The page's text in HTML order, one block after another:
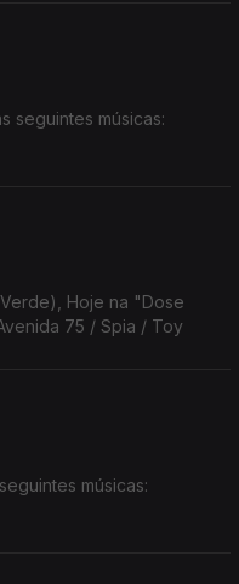
seguintes músicas:
Hoje na "Dose
Tripla" com as seguintes músicas:- Avenida 75 / Spia / Toy
músicas: